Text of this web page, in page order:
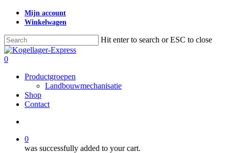
Skip
content
Mijn account
Winkelwagen
Hit enter to search or ESC to close
Close
Search
search
0
Productgroepen
Landbouwmechanisatie
Shop
Contact
0
was successfully added to your cart.